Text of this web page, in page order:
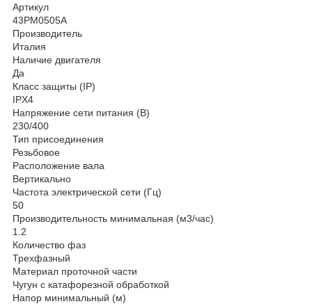
Артикул
43PM0505A
Производитель
Италия
Наличие двигателя
Да
Класс защиты (IP)
IPX4
Напряжение сети питания (В)
230/400
Тип присоединения
Резьбовое
Расположение вала
Вертикально
Частота электрической сети (Гц)
50
Производительность минимальная (м3/час)
1.2
Количество фаз
Трехфазный
Материал проточной части
Чугун с катафорезной обработкой
Напор минимальный (м)